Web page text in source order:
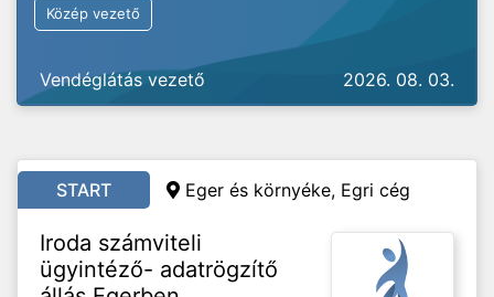
Közép vezető
Vendéglátás vezető 2026. 08. 03.
START Eger és környéke, Egri cég
Iroda számviteli
ügyintéző- adatrögzítő